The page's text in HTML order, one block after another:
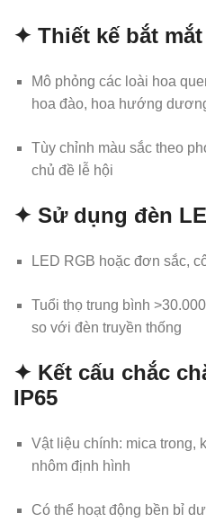
✦ Thiết kế bắt
Mô phỏng các loài hoa
hoa đào, hoa hướng
Tùy chỉnh màu sắc theo
chủ đề lễ hội
✦ Sử dụng đèn
LED RGB hoặc đơn sắc,
Tuổi thọ trung bình
so với đèn truyền thống
✦ Kết cấu chắc
IP65
Vật liệu chính: mica trong,
nhôm định hình
Có thể hoạt động bền bỉ